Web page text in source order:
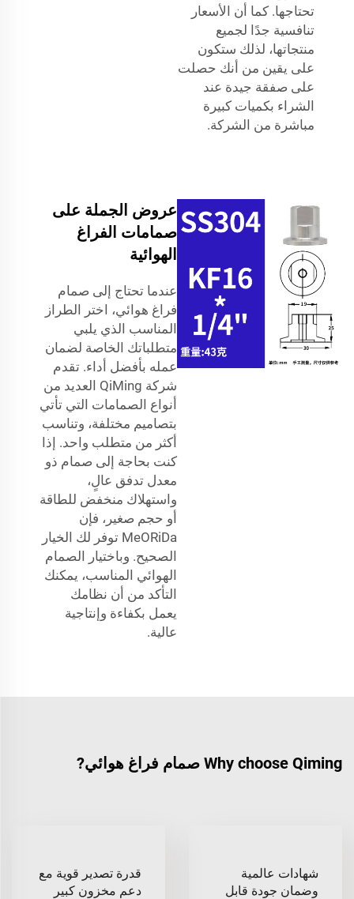
تحتاجها. كما أن الأسعار
تنافسية جدًا لجميع
منتجاتها، لذلك ستكون
على يقين من أنك حصلت
على صفقة جيدة عند
الشراء بكميات كبيرة
مباشرة من الشركة.
عروض الجملة على
صمامات الفراغ
الهوائية
عندما تحتاج إلى صمام
فراغ هوائي، اختر الطراز
المناسب الذي يلبي
متطلباتك الخاصة لضمان
عمله بأفضل أداء. تقدم
شركة QiMing العديد من
أنواع الصمامات التي تأتي
بتصاميم مختلفة، وتناسب
أكثر من متطلب واحد. إذا
كنت بحاجة إلى صمام ذو
معدل تدفق عالٍ،
واستهلاك منخفض للطاقة
أو حجم صغير، فإن
MeORiDa توفر لك الخيار
الصحيح. وباختيار الصمام
الهوائي المناسب، يمكنك
التأكد من أن نظامك
يعمل بكفاءة وإنتاجية
عالية.
Why choose Qiming صمام فراغ هوائي?
شهادات عالمية
وضمان جودة قابل
قدرة تصدير قوية مع
دعم مخزون كبير